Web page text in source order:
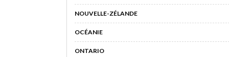
NOUVELLE-ZÉLANDE
OCÉANIE
ONTARIO